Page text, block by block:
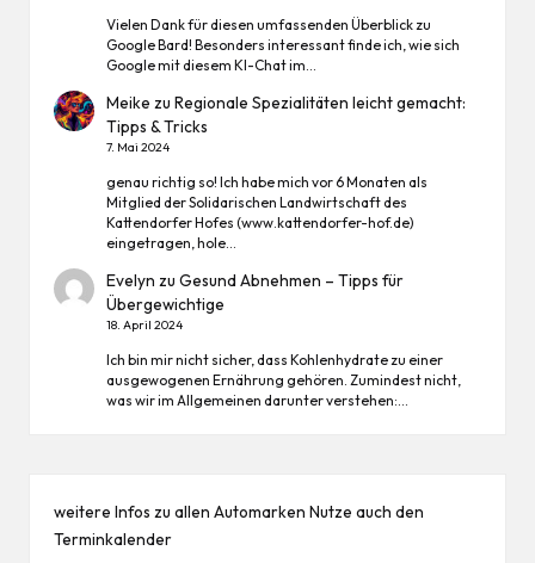
Vielen Dank für diesen umfassenden Überblick zu
Google Bard! Besonders interessant finde ich, wie sich
Google mit diesem KI-Chat im…
Meike zuRegionale Spezialitäten leicht gemacht:
Tipps & Tricks
7. Mai 2024
genau richtig so! Ich habe mich vor 6 Monaten als
Mitglied der Solidarischen Landwirtschaft des
Kattendorfer Hofes (www.kattendorfer-hof.de)
eingetragen, hole…
Evelyn zuGesund Abnehmen – Tipps für
Übergewichtige
18. April 2024
Ich bin mir nicht sicher, dass Kohlenhydrate zu einer
ausgewogenen Ernährung gehören. Zumindest nicht,
was wir im Allgemeinen darunter verstehen:…
weitere Infos zu allen Automarken Nutze auch den
Terminkalender